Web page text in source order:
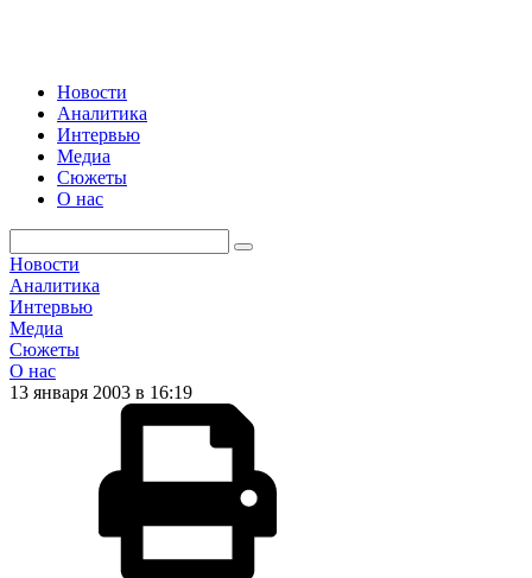
Новости
Аналитика
Интервью
Медиа
Сюжеты
О нас
Новости
Аналитика
Интервью
Медиа
Сюжеты
О нас
13 января 2003 в 16:19